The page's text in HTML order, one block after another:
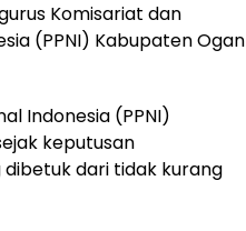
Komisariat dan
(PPNI) Kabupaten Ogan
Indonesia (PPNI)
keputusan
dari tidak kurang